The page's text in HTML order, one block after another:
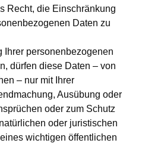
Recht, die Einschränkung
Daten zu
Ihrer personenbezogenen
dürfen diese Daten – von
– nur mit Ihrer
Ausübung oder
oder zum Schutz
oder juristischen
wichtigen öffentlichen